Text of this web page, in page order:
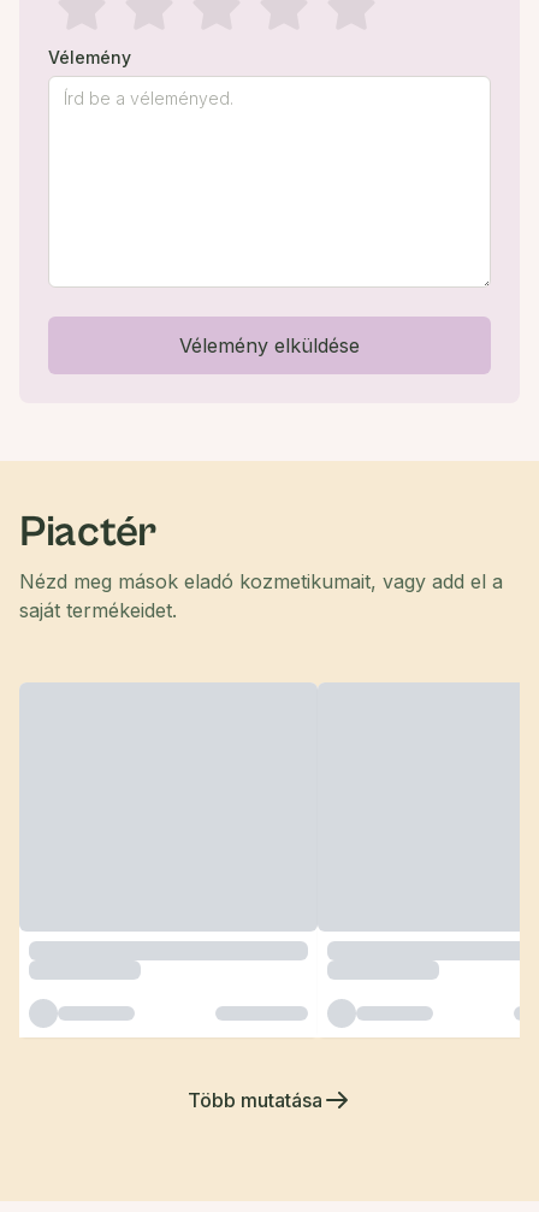
Vélemény
Vélemény elküldése
Piactér
Nézd meg mások eladó kozmetikumait, vagy add el a
saját termékeidet.
Több mutatása